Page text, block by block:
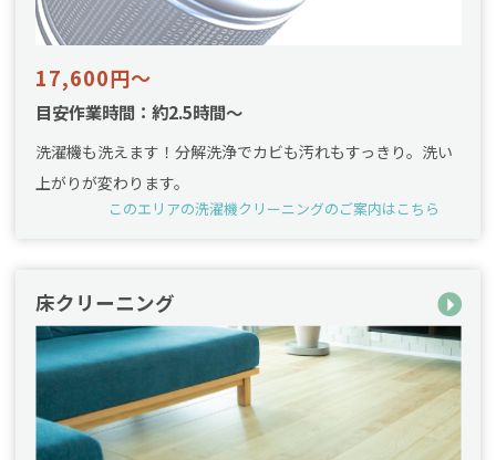
17,600円～
目安作業時間：約2.5時間～
洗濯機も洗えます！分解洗浄でカビも汚れもすっきり。洗い
上がりが変わります。
このエリアの洗濯機クリーニングのご案内はこちら
床クリーニング